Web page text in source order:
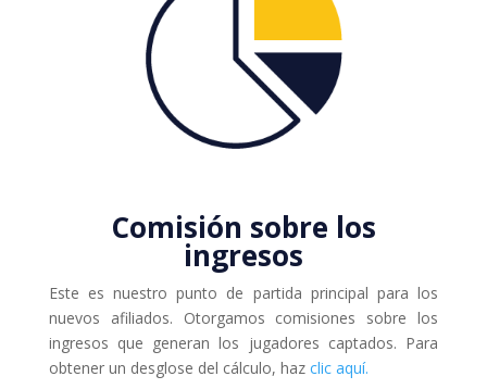
Comisión sobre los
ingresos
Este es nuestro punto de partida principal para los
nuevos afiliados. Otorgamos comisiones sobre los
ingresos que generan los jugadores captados. Para
obtener un desglose del cálculo, haz clic aquí.